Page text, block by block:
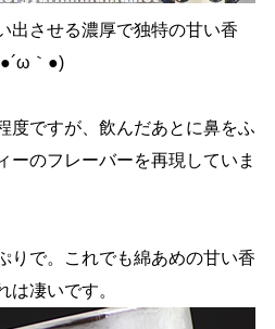
出させる濃厚で独特の甘い香
｀●)
度ですが、飲んだあとに鼻をふ
ーのフレーバーを再現していま
りで。これでも綿あめの甘い香
凄いです。